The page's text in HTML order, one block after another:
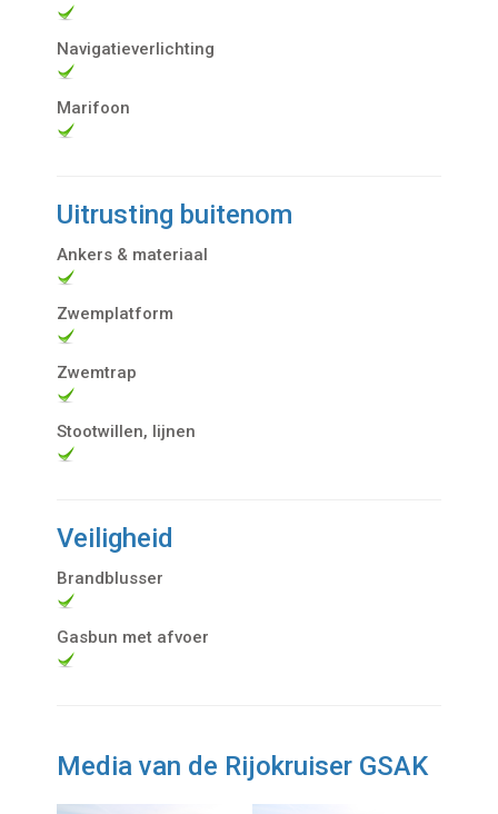
Navigatieverlichting
Marifoon
Uitrusting buitenom
Ankers & materiaal
Zwemplatform
Zwemtrap
Stootwillen, lijnen
Veiligheid
Brandblusser
Gasbun met afvoer
Media van de Rijokruiser GSAK